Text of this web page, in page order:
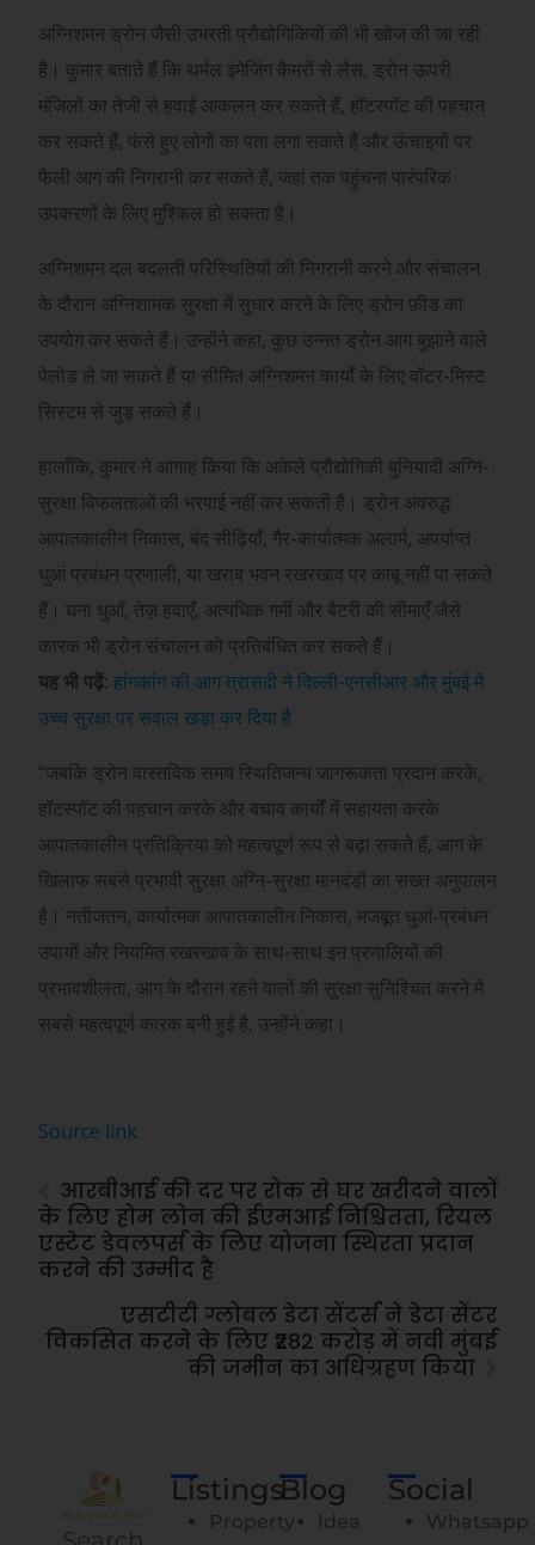
अग्निशमन ड्रोन जैसी उभरती प्रौद्योगिकियों की भी खोज की जा रही
है। कुमार बताते हैं कि थर्मल इमेजिंग कैमरों से लैस, ड्रोन ऊपरी
मंजिलों का तेजी से हवाई आकलन कर सकते हैं, हॉटस्पॉट की पहचान
कर सकते हैं, फंसे हुए लोगों का पता लगा सकते हैं और ऊंचाइयों पर
फैली आग की निगरानी कर सकते हैं, जहां तक ​​पहुंचना पारंपरिक
उपकरणों के लिए मुश्किल हो सकता है।
अग्निशमन दल बदलती परिस्थितियों की निगरानी करने और संचालन
के दौरान अग्निशामक सुरक्षा में सुधार करने के लिए ड्रोन फ़ीड का
उपयोग कर सकते हैं। उन्होंने कहा, कुछ उन्नत ड्रोन आग बुझाने वाले
पेलोड ले जा सकते हैं या सीमित अग्निशमन कार्यों के लिए वॉटर-मिस्ट
सिस्टम से जुड़ सकते हैं।
हालाँकि, कुमार ने आगाह किया कि अकेले प्रौद्योगिकी बुनियादी अग्नि-
सुरक्षा विफलताओं की भरपाई नहीं कर सकती है। ड्रोन अवरुद्ध
आपातकालीन निकास, बंद सीढ़ियाँ, गैर-कार्यात्मक अलार्म, अपर्याप्त
धुआं प्रबंधन प्रणाली, या खराब भवन रखरखाव पर काबू नहीं पा सकते
हैं। घना धुआँ, तेज़ हवाएँ, अत्यधिक गर्मी और बैटरी की सीमाएँ जैसे
कारक भी ड्रोन संचालन को प्रतिबंधित कर सकते हैं।
यह भी पढ़ें: हांगकांग की आग त्रासदी ने दिल्ली-एनसीआर और मुंबई में
उच्च सुरक्षा पर सवाल खड़ा कर दिया है
“जबकि ड्रोन वास्तविक समय स्थितिजन्य जागरूकता प्रदान करके,
हॉटस्पॉट की पहचान करके और बचाव कार्यों में सहायता करके
आपातकालीन प्रतिक्रिया को महत्वपूर्ण रूप से बढ़ा सकते हैं, आग के
खिलाफ सबसे प्रभावी सुरक्षा अग्नि-सुरक्षा मानदंडों का सख्त अनुपालन
है। नतीजतन, कार्यात्मक आपातकालीन निकास, मजबूत धुआं-प्रबंधन
उपायों और नियमित रखरखाव के साथ-साथ इन प्रणालियों की
प्रभावशीलता, आग के दौरान रहने वालों की सुरक्षा सुनिश्चित करने में
सबसे महत्वपूर्ण कारक बनी हुई है, उन्होंने कहा।
Source link
आरबीआई की दर पर रोक से घर खरीदने वालों
के लिए होम लोन की ईएमआई निश्चितता, रियल
एस्टेट डेवलपर्स के लिए योजना स्थिरता प्रदान
करने की उम्मीद है
एसटीटी ग्लोबल डेटा सेंटर्स ने डेटा सेंटर
विकसित करने के लिए ₹282 करोड़ में नवी मुंबई
की जमीन का अधिग्रहण किया
Listings
Property
Blog
Idea
Social
Whatsapp